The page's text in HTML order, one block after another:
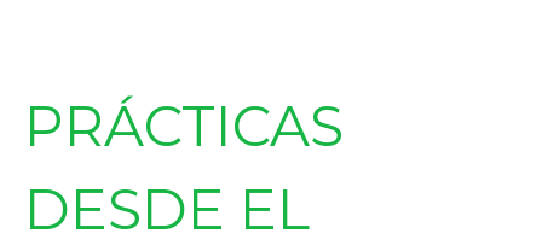
PRÁCTICAS
DESDE EL